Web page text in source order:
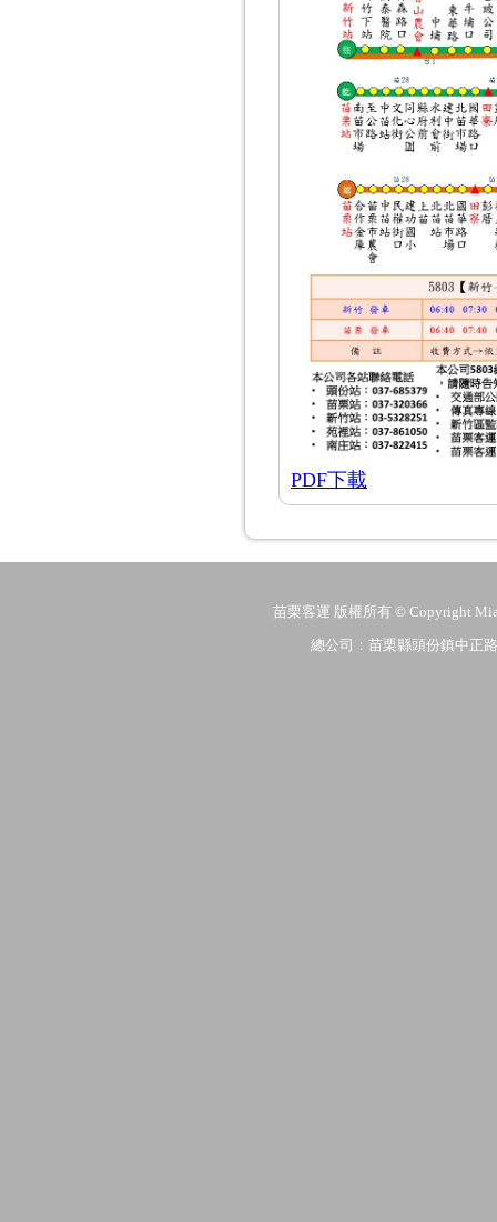
PDF下載
苗栗客運 版權所有 © Copyright
總公司：苗栗縣頭份鎮中正